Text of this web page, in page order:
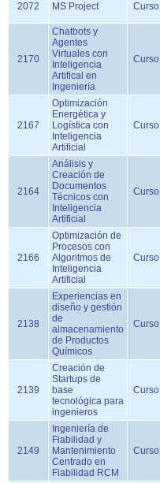
2072 MS Project Curso
2170
Chatbots y
Agentes
Virtuales con
Inteligencia
Artifical en
Ingeniería
Curso
2167
Optimización
Energética y
Logística con
Inteligencia
Artificial
Curso
2164
Análisis y
Creación de
Documentos
Técnicos con
Inteligencia
Artificial
Curso
2166
Optimización de
Procesos con
Algoritmos de
Inteligencia
Artificial
Curso
2138
Experiencias en
diseño y gestión
de
almacenamiento
de Productos
Químicos
Curso
2139
Creación de
Startups de
base
tecnológica para
ingenieros
Curso
2149
Ingeniería de
Fiabilidad y
Mantenimiento
Centrado en
Fiabilidad RCM
Curso